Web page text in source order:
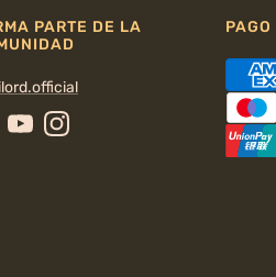
PARTE DE LA
YouTubeInstagram
PAGO